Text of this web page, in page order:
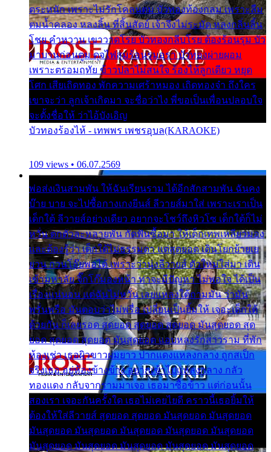
ตระหนัก เพราะไม่รักโคลนตม บัวทองท้องกลม เพราะลืม
ตมน้ำคลอง หลงลิ้น ที่สิ้นสัตย์ เจ้าจึงไม่ระมัด หลงกลิ่นลิ้น
โชย คำหวาน เขาวาดโรย บัวทองกลีบโรย ต้องร้อนรุม บัว
มาบานก่อนตูม ดุจไฟสุมร้อนรุมอุรา บัวทองผ่ายผอม
เพราะตรอมฤทัย ข้าวปลาไม่สนใจ ร้องไห้ลูกเดียว หยุด
โศก เสียเถิดทอง พักความเศร้าหมอง เถิดทองจ๋า ถึงใคร
เขาจะว่า ลูกเจ้าเกิดมา จะชื่อว่าไง พี่ขอเป็นเพื่อนปลอบใจ
จะตั้งชื่อให้ ว่าไอ้บังเอิญ
บัวทองร้องไห้ - เทพพร เพชรอุบล(KARAOKE)
109 views • 06.07.2569
พ่อส่งเงินสามพัน ให้ฉันเรียนราม ได้อีกสักสามพัน ฉันคง
บ๊าย บาย จะไปซื้อกางเกงยีนส์ ลีวายส์มาใส่ เพราะเราเป็น
เด็กใต้ ลีวายส์อย่างเดียว อยากจะโชว์ถึงหิวโซ เด็กใต้ก็ไม่
หวั่น ตกตัวละหลายพัน กัดฟันซื้อมา ให้เด็กเทพเหลียวมอง
และต้องรู้ว่า เด็กใต้ไม่ธรรมดา แต่สุดยอด เดินโยกย้ายเย
ยวน กวนโอ๊ยพอได้ เพราะว่านุ่งลีวายส์ ตัวใหม่ใส่มา เดิน
เข้ามหาลัย จิ๊กโก๊มองหน้า ท่าจะมีปัญหา ไม่พอใจ ได้เป็น
เรื่องแน่นอน แต่ฉันไม่หวั่น เลยแหลงใต้ถามมัน ว่ามัน
พรั่นพรือ มันตอบว่าไม่พรื่อ เปลี่ยนเป็นยิ้มให้ เจอะเด็กใต้
ด้วยกัน ก็เลยรอด สุดยอด สุดยอด สุดยอด มันสุดยอด สุด
ยอด สุดยอด สุดยอด มันสุดยอด แอบหลงรักสาวราม ที่พัก
ห้องเช่า เธอผิวขาวผมยาว ปากแดงแหลงกลาง ถูกสเป็ก
จริงเธอ อยู่ห้องข้างข้าง อยากเข้าไปแหลงกลาง กลัว
ทองแดง กลับจากรามมาเจอ เธอมาซื้อข้าว แต่ก่อนนั้น
สองเรา เจอะกันครั้งใด เธอไม่เคยไยดี คราวนี้เธอยิ้มให้
ต้องให้ใส่ลีวายส์ สุดยอด สุดยอด มันสุดยอด มันสุดยอด
มันสุดยอด มันสุดยอด มันสุดยอด มันสุดยอด มันสุดยอด
มันสุดยอด มันสุดยอด มันสุดยอด มันสุดยอด มันสุดยอด